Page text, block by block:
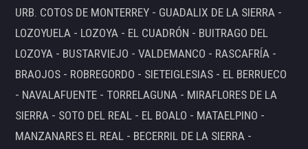
URB. COTOS DE MONTERREY - GUADALIX DE LA SIERRA -
LOZOYUELA - LOZOYA - EL CUADRÓN - BUITRAGO DEL
LOZOYA - BUSTARVIEJO - VALDEMANCO - RASCAFRÍA -
BRAOJOS - ROBREGORDO - SIETEIGLESIAS - EL BERRUECO
- NAVALAFUENTE - TORRELAGUNA - MIRAFLORES DE LA
SIERRA - SOTO DEL REAL - EL BOALO - MATAELPINO -
MANZANARES EL REAL - BECERRIL DE LA SIERRA -